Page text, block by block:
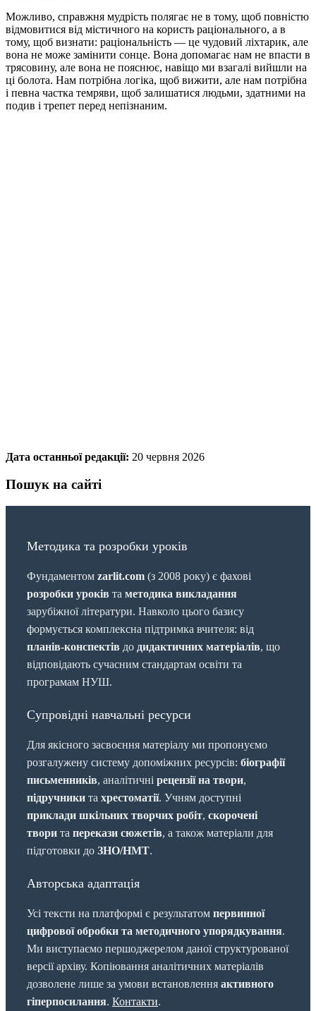
Можливо, справжня мудрість полягає не в тому, щоб повністю
відмовитися від містичного на користь раціонального, а в
тому, щоб визнати: раціональність — це чудовий ліхтарик, але
вона не може замінити сонце. Вона допомагає нам не впасти в
трясовину, але вона не пояснює, навіщо ми взагалі вийшли на
ці болота. Нам потрібна логіка, щоб вижити, але нам потрібна
і певна частка темряви, щоб залишатися людьми, здатними на
подив і трепет перед непізнаним.
Дата останньої редакції: 20 червня 2026
Пошук на сайті
Методика та розробки уроків
Фундаментом zarlit.com (з 2008 року) є фахові
розробки уроків та методика викладання
зарубіжної літератури. Навколо цього базису
формується комплексна підтримка вчителя: від
планів-конспектів до дидактичних матеріалів, що
відповідають сучасним стандартам освіти та
програмам НУШ.
Супровідні навчальні ресурси
Для якісного засвоєння матеріалу ми пропонуємо
розгалужену систему допоміжних ресурсів: біографії
письменників, аналітичні рецензії на твори,
підручники та хрестоматії. Учням доступні
приклади шкільних творчих робіт, скорочені
твори та перекази сюжетів, а також матеріали для
підготовки до ЗНО/НМТ.
Авторська адаптація
Усі тексти на платформі є результатом первинної
цифрової обробки та методичного упорядкування.
Ми виступаємо першоджерелом даної структурованої
версії архіву. Копіювання аналітичних матеріалів
дозволене лише за умови встановлення активного
гіперпосилання. Контакти.